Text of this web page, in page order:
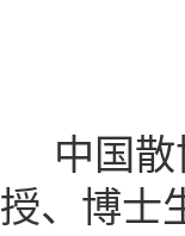
中国散
授、博士